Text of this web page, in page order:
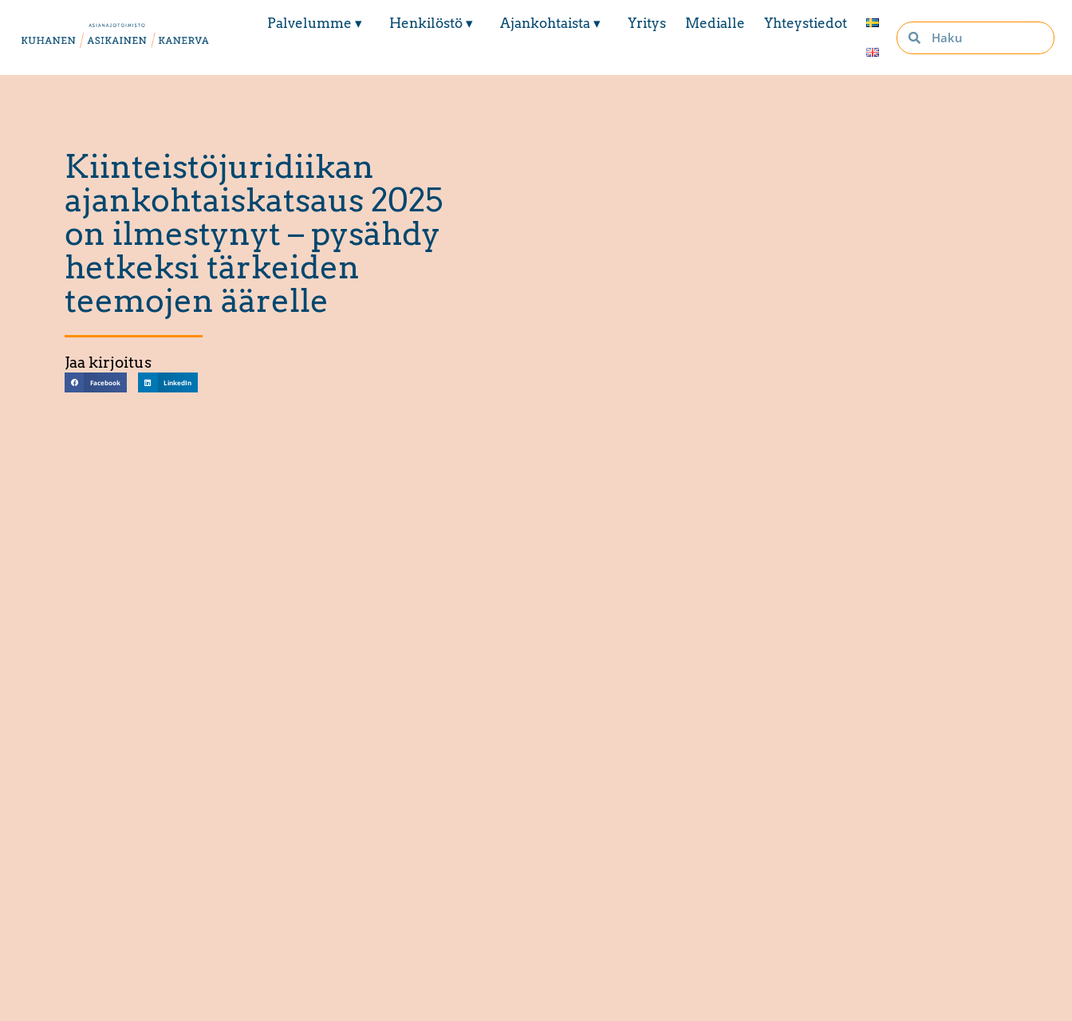
Palvelumme ▾ Henkilöstö ▾ Ajankohtaista ▾ Yritys Medialle Yhteystiedot
Kiinteistöjuridiikan
ajankohtaiskatsaus 2025
on ilmestynyt – pysähdy
hetkeksi tärkeiden
teemojen äärelle
Jaa kirjoitus
Facebook LinkedIn